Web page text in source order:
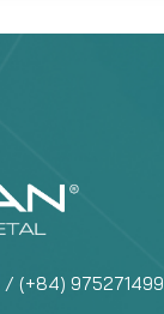
/ (+84) 975271499